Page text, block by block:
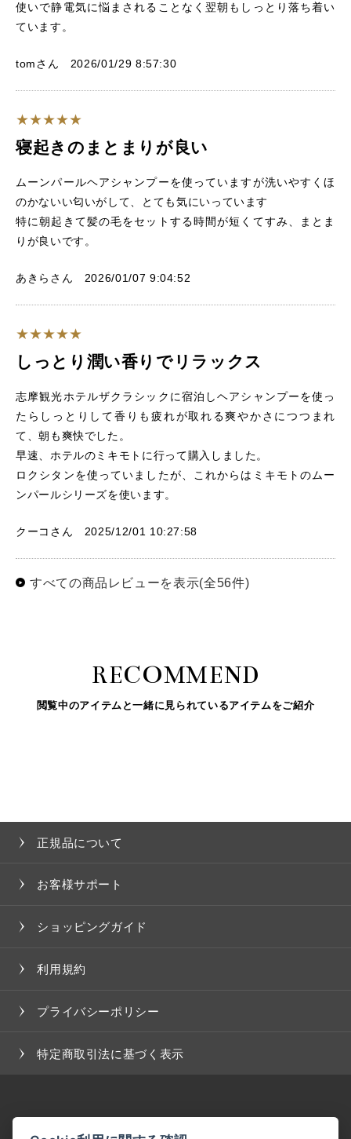
使いで静電気に悩まされることなく翌朝もしっとり落ち着い
ています。
tomさん 2026/01/29 8:57:30
寝起きのまとまりが良い
ムーンパールヘアシャンプーを使っていますが洗いやすくほ
のかないい匂いがして、とても気にいっています
特に朝起きて髪の毛をセットする時間が短くてすみ、まとま
りが良いです。
あきらさん 2026/01/07 9:04:52
しっとり潤い香りでリラックス
志摩観光ホテルザクラシックに宿泊しヘアシャンプーを使っ
たらしっとりして香りも疲れが取れる爽やかさにつつまれ
て、朝も爽快でした。
早速、ホテルのミキモトに行って購入しました。
ロクシタンを使っていましたが、これからはミキモトのムー
ンパールシリーズを使います。
クーコさん 2025/12/01 10:27:58
すべての商品レビューを表示(全56件)
RECOMMEND
閲覧中のアイテムと一緒に見られているアイテムをご紹介
正規品について
お客様サポート
ショッピングガイド
利用規約
プライバシーポリシー
特定商取引法に基づく表示